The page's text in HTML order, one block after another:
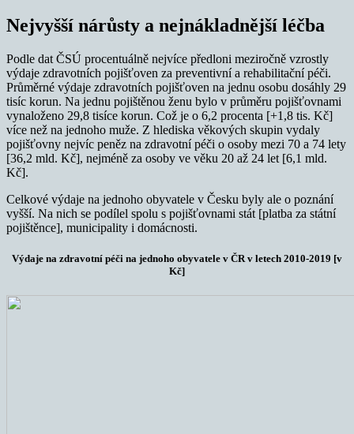
Nejvyšší nárůsty a nejnákladnější léčba
Podle dat ČSÚ procentuálně nejvíce předloni meziročně vzrostly
výdaje zdravotních pojišťoven za preventivní a rehabilitační péči.
Průměrné výdaje zdravotních pojišťoven na jednu osobu dosáhly 29
tisíc korun. Na jednu pojištěnou ženu bylo v průměru pojišťovnami
vynaloženo 29,8 tisíce korun. Což je o 6,2 procenta [+1,8 tis. Kč]
více než na jednoho muže. Z hlediska věkových skupin vydaly
pojišťovny nejvíc peněz na zdravotní péči o osoby mezi 70 a 74 lety
[36,2 mld. Kč], nejméně za osoby ve věku 20 až 24 let [6,1 mld.
Kč].
Celkové výdaje na jednoho obyvatele v Česku byly ale o poznání
vyšší. Na nich se podílel spolu s pojišťovnami stát [platba za státní
pojištěnce], municipality i domácnosti.
Výdaje na zdravotní péči na jednoho obyvatele v ČR v letech 2010-2019 [v
Kč]